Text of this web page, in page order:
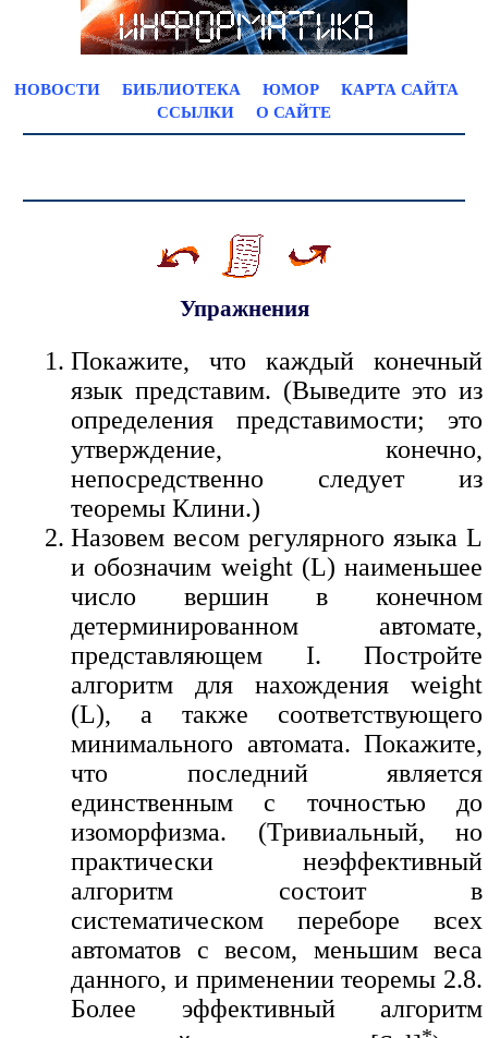
НОВОСТИ БИБЛИОТЕКА ЮМОР
КАРТА САЙТА
ССЫЛКИ
О САЙТЕ
Упражнения
Покажите, что каждый конечный
язык представим. (Выведите это из
определения представимости; это
утверждение, конечно,
непосредственно следует из
теоремы Клини.)
Назовем весом регулярного языка L
и обозначим weight (L) наименьшее
число вершин в конечном
детерминированном автомате,
представляющем I. Постройте
алгоритм для нахождения weight
(L), а также соответствующего
минимального автомата. Покажите,
что последний является
единственным с точностью до
изоморфизма. (Тривиальный, но
практически неэффективный
алгоритм состоит в
систематическом переборе всех
автоматов с весом, меньшим веса
данного, и применении теоремы 2.8.
Более эффективный алгоритм